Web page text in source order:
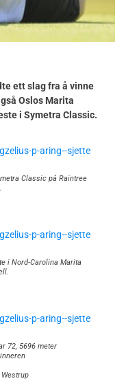
ett slag fra å vinne
Oslos Marita
i Symetra Classic.
Classic på Raintree
i Nord-Carolina Marita
72, 5696 meter